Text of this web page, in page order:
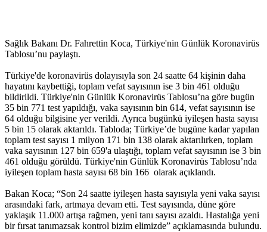
Sağlık Bakanı Dr. Fahrettin Koca, Türkiye'nin Günlük Koronavirüs
Tablosu’nu paylaştı.
Türkiye'de koronavirüs dolayısıyla son 24 saatte 64 kişinin daha
hayatını kaybettiği, toplam vefat sayısının ise 3 bin 461 olduğu
bildirildi. Türkiye'nin Günlük Koronavirüs Tablosu’na göre bugün
35 bin 771 test yapıldığı, vaka sayısının bin 614, vefat sayısının ise
64 olduğu bilgisine yer verildi. Ayrıca bugünkü iyileşen hasta sayısı
5 bin 15 olarak aktarıldı. Tabloda; Türkiye’de bugüne kadar yapılan
toplam test sayısı 1 milyon 171 bin 138 olarak aktarılırken, toplam
vaka sayısının 127 bin 659'a ulaştığı, toplam vefat sayısının ise 3 bin
461 olduğu görüldü. Türkiye'nin Günlük Koronavirüs Tablosu’nda
iyileşen toplam hasta sayısı 68 bin 166 olarak açıklandı.
Bakan Koca; “Son 24 saatte iyileşen hasta sayısıyla yeni vaka sayısı
arasındaki fark, artmaya devam etti. Test sayısında, düne göre
yaklaşık 11.000 artışa rağmen, yeni tanı sayısı azaldı. Hastalığa yeni
bir fırsat tanımazsak kontrol bizim elimizde” açıklamasında bulundu.